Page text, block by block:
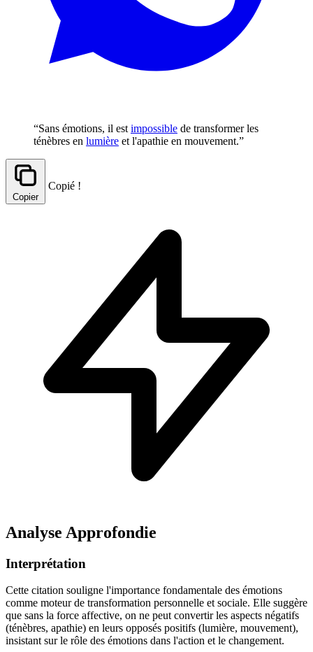
“Sans émotions, il est impossible de transformer les
ténèbres en lumière et l'apathie en mouvement.”
Copier
Copié !
Analyse Approfondie
Interprétation
Cette citation souligne l'importance fondamentale des émotions
comme moteur de transformation personnelle et sociale. Elle suggère
que sans la force affective, on ne peut convertir les aspects négatifs
(ténèbres, apathie) en leurs opposés positifs (lumière, mouvement),
insistant sur le rôle des émotions dans l'action et le changement.